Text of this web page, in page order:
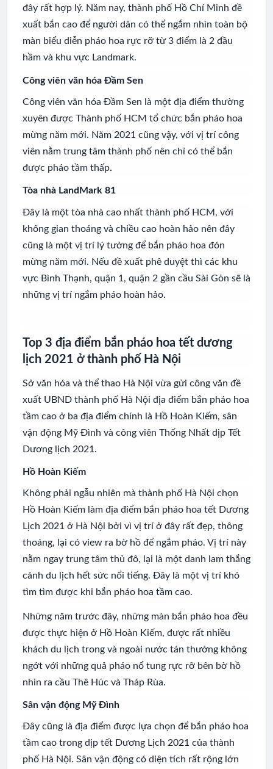
đây rất hợp lý. Năm nay, thành phố Hồ Chí Minh đề
xuất bắn cao để người dân có thể ngắm nhìn toàn bộ
màn biểu diễn pháo hoa rực rỡ từ 3 điểm là 2 đầu
hầm và khu vực Landmark.
Công viên văn hóa Đầm Sen
Công viên văn hóa Đầm Sen là một địa điểm thường
xuyên được Thành phố HCM tổ chức bắn pháo hoa
mừng năm mới. Năm 2021 cũng vậy, với vị trí công
viên nằm trung tâm thành phố nên chỉ có thể bắn
được pháo tầm thấp.
Tòa nhà LandMark 81
Đây là một tòa nhà cao nhất thành phố HCM, với
không gian thoáng và chiều cao hoàn hảo nên đây
cũng là một vị trí lý tưởng để bắn pháo hoa đón
mừng năm mới. Nếu đề xuất phê duyệt thì các khu
vực Bình Thạnh, quận 1, quận 2 gần cầu Sài Gòn sẽ là
những vị trí ngắm pháo hoàn hảo.
Top 3 địa điểm bắn pháo hoa tết dương
lịch 2021 ở thành phố Hà Nội
Sở văn hóa và thể thao Hà Nội vừa gửi công văn đề
xuất UBND thành phố Hà Nội địa điểm bắn pháo hoa
tầm cao ở ba địa điểm chính là Hồ Hoàn Kiếm, sân
vận động Mỹ Đình và công viên Thống Nhất dịp Tết
Dương lịch 2021.
Hồ Hoàn Kiếm
Không phải ngẫu nhiên mà thành phố Hà Nội chọn
Hồ Hoàn Kiếm làm địa điểm bắn pháo hoa tết Dương
Lịch 2021 ở Hà Nội bởi vì vị trí ở đây rất đẹp, thông
thoáng, lại có view ra bờ hồ để ngắm pháo. Vị trí này
nằm ngay trung tâm thủ đô, lại là một danh lam thắng
cảnh du lịch hết sức nổi tiếng. Đây là một vị trí khó
tìm tìm được khi bắn pháo hoa tầm cao.
Những năm trước đây, những màn bắn pháo hoa đều
được thực hiện ở Hồ Hoàn Kiếm, được rất nhiều
khách du lịch trong và ngoài nước tán thưởng không
ngớt với những quả pháo nổ tung rực rỡ bên bờ hồ
nhìn ra cầu Thê Húc và Tháp Rùa.
Sân vận động Mỹ Đình
Đây cũng là địa điểm được lựa chọn để bắn pháo hoa
tầm cao trong dịp tết Dương Lịch 2021 của thành
phố Hà Nội. Sân vận động có diện tích rất rộng lớn